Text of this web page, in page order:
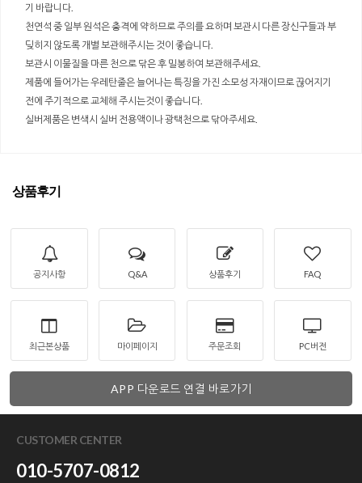
기 바랍니다.
천연석 중 일부 원석은 충격에 약하므로 주의를 요하며 보관시 다른 장신구들과 부
딪히지 않도록 개별 보관해주시는 것이 좋습니다.
보관시 이물질을 마른 천으로 닦은 후 밀봉하여 보관해주세요.
제품에 들어가는 우레탄줄은 늘어나는 특징을 가진 소모성 자재이므로 끊어지기
전에 주기적으로 교체해 주시는것이 좋습니다.
실버제품은 변색시 실버 전용액이나 광택천으로 닦아주세요.
상품후기
공지사항 Q&A 상품후기 FAQ
최근본상품 마이페이지 주문조회 PC버전
APP 다운로드 연결 바로가기
CUSTOMER CENTER
010-5707-0812